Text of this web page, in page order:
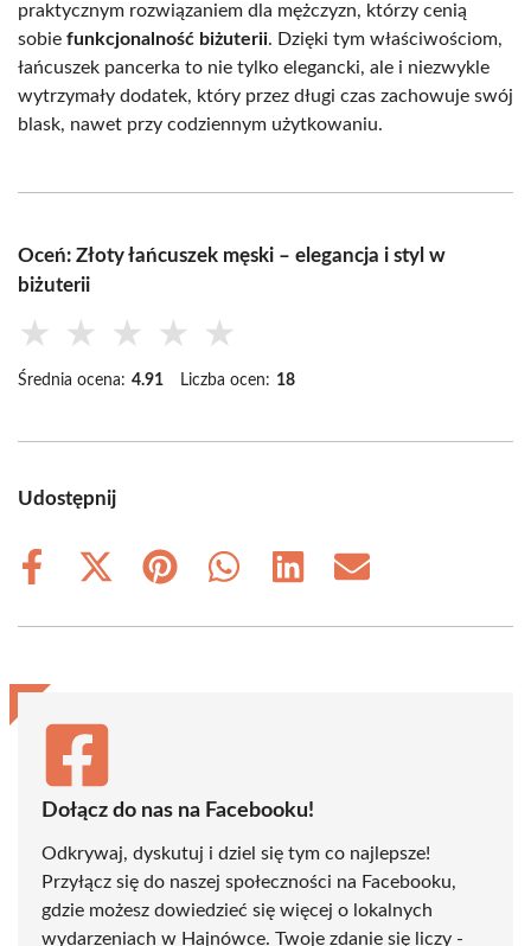
praktycznym rozwiązaniem dla mężczyzn, którzy cenią
sobie funkcjonalność biżuterii. Dzięki tym właściwościom,
łańcuszek pancerka to nie tylko elegancki, ale i niezwykle
wytrzymały dodatek, który przez długi czas zachowuje swój
blask, nawet przy codziennym użytkowaniu.
Oceń: Złoty łańcuszek męski – elegancja i styl w
biżuterii
★ ★ ★ ★ ★
Średnia ocena: 4.91 Liczba ocen: 18
Udostępnij
Share
Share
(Twitter)
Share
Share
Share
Share
Dołącz do nas na Facebooku!
Odkrywaj, dyskutuj i dziel się tym co najlepsze!
Przyłącz się do naszej społeczności na Facebooku,
gdzie możesz dowiedzieć się więcej o lokalnych
wydarzeniach w Hajnówce. Twoje zdanie się liczy -